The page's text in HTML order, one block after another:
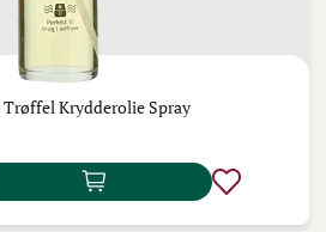
Trøffel Krydderolie Spray